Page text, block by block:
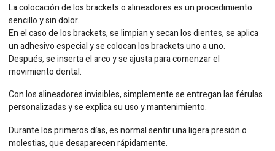
La colocación de los brackets o alineadores es un procedimiento
sencillo y sin dolor.
En el caso de los brackets, se limpian y secan los dientes, se aplica
un adhesivo especial y se colocan los brackets uno a uno.
Después, se inserta el arco y se ajusta para comenzar el
movimiento dental.
Con los alineadores invisibles, simplemente se entregan las férulas
personalizadas y se explica su uso y mantenimiento.
Durante los primeros días, es normal sentir una ligera presión o
molestias, que desaparecen rápidamente.